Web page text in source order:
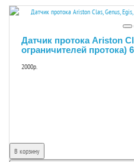
Датчик протока Ariston
ограничителей протока)
2000р.
В корзину